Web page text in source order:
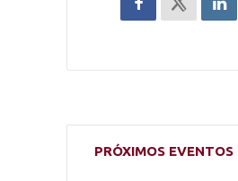
PRÓXIMOS EVENTOS